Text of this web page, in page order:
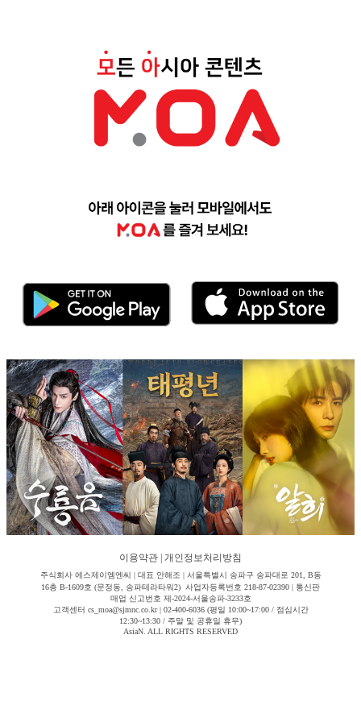
이용약관 개인정보처리방침
주식회사 에스제이엠엔씨 | 대표 안해조 | 서울특별시 송파구 송파대로 201, B동
16층 B-1609호 (문정동, 송파테라타워2) 사업자등록번호 218-87-02390 | 통신판
매업 신고번호 제-2024-서울송파-3233호
고객센터 cs_moa@sjmnc.co.kr | 02-400-6036 (평일 10:00~17:00 / 점심시간
12:30~13:30 / 주말 및 공휴일 휴무)
AsiaN. ALL RIGHTS RESERVED